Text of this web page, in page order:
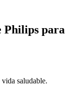
Philips para
saludable.